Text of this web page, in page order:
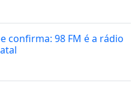
confirma: 98 FM é a rádio